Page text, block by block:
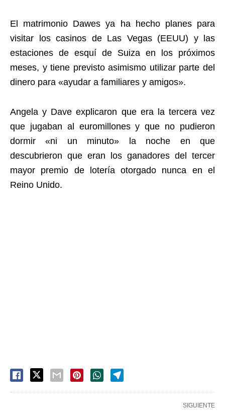
El matrimonio Dawes ya ha hecho planes para
visitar los casinos de Las Vegas (EEUU) y las
estaciones de esquí de Suiza en los próximos
meses, y tiene previsto asimismo utilizar parte del
dinero para «ayudar a familiares y amigos».
Angela y Dave explicaron que era la tercera vez
que jugaban al euromillones y que no pudieron
dormir «ni un minuto» la noche en que
descubrieron que eran los ganadores del tercer
mayor premio de lotería otorgado nunca en el
Reino Unido.
SIGUIENTE